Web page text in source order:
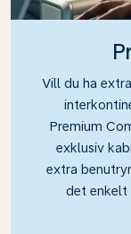
Vill du ha
Premium
exklusiv
extra
det enkelt